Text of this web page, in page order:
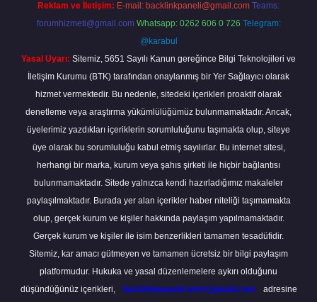
Reklam ve İletişim: E-mail: backlinkpaneli@gmail.com Teams:
forumhizmeti@gmail.com Whatsapp: 0262 606 0 726 Telegram:
@karabul
Yasal Uyarı: Sitemiz, 5651 Sayılı Kanun gereğince Bilgi Teknolojileri ve
İletişim Kurumu (BTK) tarafından onaylanmış bir Yer Sağlayıcı olarak
hizmet vermektedir. Bu nedenle, sitedeki içerikleri proaktif olarak
denetleme veya araştırma yükümlülüğümüz bulunmamaktadır. Ancak,
üyelerimiz yazdıkları içeriklerin sorumluluğunu taşımakta olup, siteye
üye olarak bu sorumluluğu kabul etmiş sayılırlar. Bu internet sitesi,
herhangi bir marka, kurum veya şahıs şirketi ile hiçbir bağlantısı
bulunmamaktadır. Sitede yalnızca kendi hazırladığımız makaleler
paylaşılmaktadır. Burada yer alan içerikler haber niteliği taşımamakta
olup, gerçek kurum ve kişiler hakkında paylaşım yapılmamaktadır.
Gerçek kurum ve kişiler ile isim benzerlikleri tamamen tesadüfidir.
Sitemiz, kar amacı gütmeyen ve tamamen ücretsiz bir bilgi paylaşım
platformudur. Hukuka ve yasal düzenlemelere aykırı olduğunu
düşündüğünüz içerikleri,
backlinkpanelicomtr@gmail.com adresine